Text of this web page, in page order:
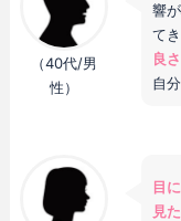
（40代/男
性）
響
て
良さ
自
目
見